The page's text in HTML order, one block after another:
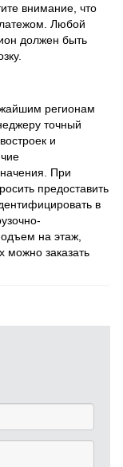
внимание, что
Любой
должен быть
регионам
точный
и
При
предоставить
в
на этаж,
можно заказать